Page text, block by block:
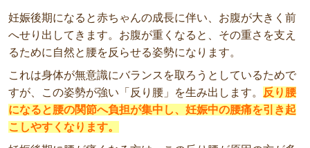
妊娠後期になると赤ちゃんの成長に伴い、お腹が大きく前
へせり出してきます。お腹が重くなると、その重さを支え
るために自然と腰を反らせる姿勢になります。
これは身体が無意識にバランスを取ろうとしているためで
すが、この姿勢が強い「反り腰」を生み出します。
反り腰
になると腰の関節へ負担が集中し、妊娠中の腰痛を引き起
こしやすくなります。